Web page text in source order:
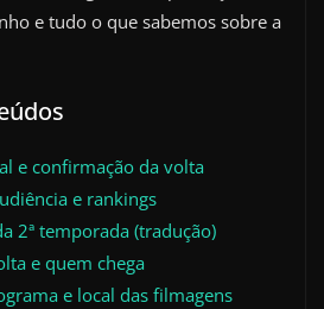
e tudo o que sabemos sobre a
e confirmação da volta
e rankings
2ª temporada (tradução)
e quem chega
e local das filmagens